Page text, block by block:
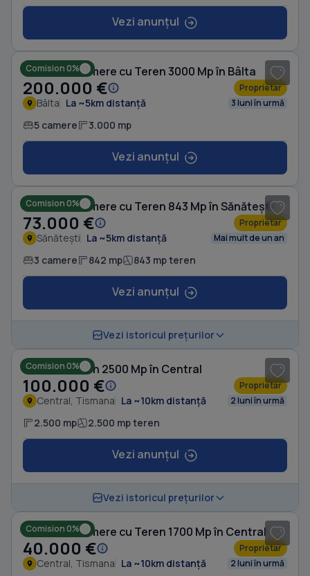
Vezi anunțul
Comision 0%
Casă cu 5 camere cu Teren 3000 Mp în Bâlta
200.000 € Proprietar
Bâlta La ~5km distanță 3 luni în urmă
5 camere 3.000 mp
Vezi anunțul
Comision 0%
Casă cu 3 camere cu Teren 843 Mp în Sănătești
73.000 € Proprietar
Sănătești La ~5km distanță Mai mult de un an
3 camere 842 mp 843 mp teren
Vezi anunțul
Vezi istoricul prețurilor
Comision 0%
Casă cu Teren 2500 Mp în Central
100.000 € Proprietar
Central, Tismana La ~10km distanță 2 luni în urmă
2.500 mp 2.500 mp teren
Vezi anunțul
Vezi istoricul prețurilor
Comision 0%
Casă cu 3 camere cu Teren 1700 Mp în Central
40.000 € Proprietar
Central, Tismana La ~10km distanță 2 luni în urmă